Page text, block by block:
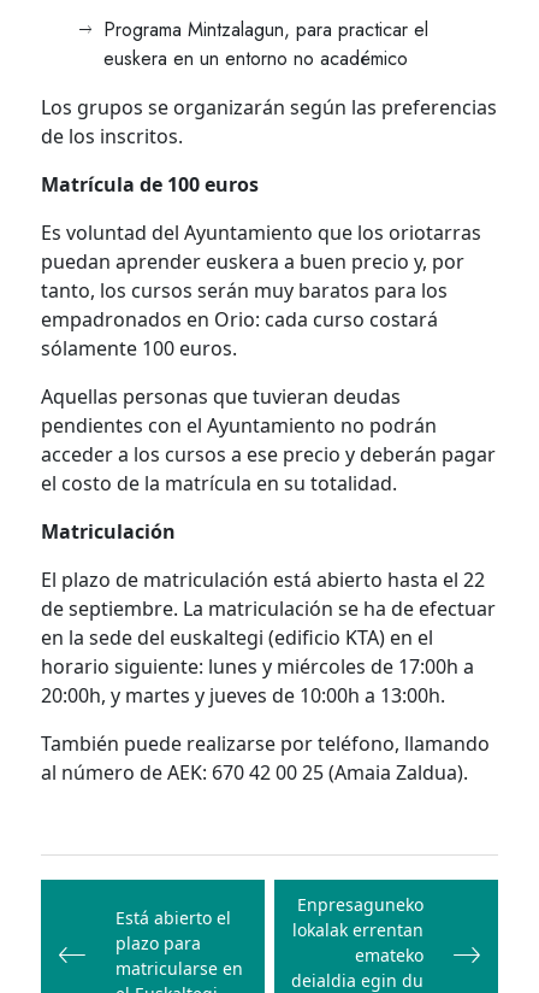
Programa Mintzalagun, para practicar el
euskera en un entorno no académico
Los grupos se organizarán según las preferencias
de los inscritos.
Matrícula de 100 euros
Es voluntad del Ayuntamiento que los oriotarras
puedan aprender euskera a buen precio y, por
tanto, los cursos serán muy baratos para los
empadronados en Orio: cada curso costará
sólamente 100 euros.
Aquellas personas que tuvieran deudas
pendientes con el Ayuntamiento no podrán
acceder a los cursos a ese precio y deberán pagar
el costo de la matrícula en su totalidad.
Matriculación
El plazo de matriculación está abierto hasta el 22
de septiembre. La matriculación se ha de efectuar
en la sede del euskaltegi (edificio KTA) en el
horario siguiente: lunes y miércoles de 17:00h a
20:00h, y martes y jueves de 10:00h a 13:00h.
También puede realizarse por teléfono, llamando
al número de AEK: 670 42 00 25 (Amaia Zaldua).
Bidalketetan
zehar
nabigatu
Está abierto el
plazo para
matricularse en
Enpresaguneko
lokalak errentan
emateko
deialdia egin du